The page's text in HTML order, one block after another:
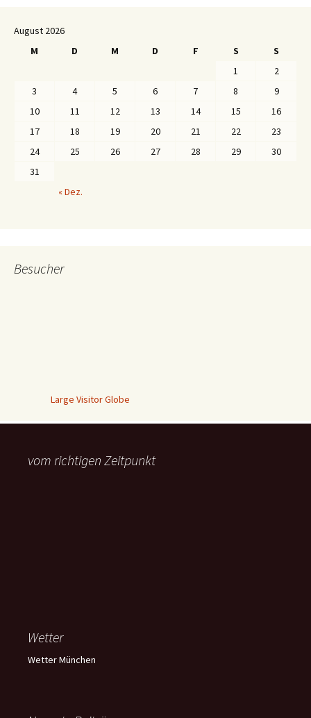
August 2026
M
D M D F S
S
1
2
3
4 5 6 7 8
9
10
11 12 13 14 15
16
17
18 19 20 21 22
23
24
25 26 27 28 29
30
31
« Dez.
Besucher
Large Visitor Globe
vom richtigen Zeitpunkt
Wetter
Wetter München